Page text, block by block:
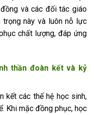
và các đối tác giáo
trọng này và luôn nỗ lực
chất lượng, đáp ứng
thần đoàn kết và kỷ
kết các thế hệ học sinh,
Khi mặc đồng phục, học